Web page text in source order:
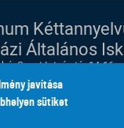
Általános
Szent István tér 14-16.
213 052
javítása
sütiket